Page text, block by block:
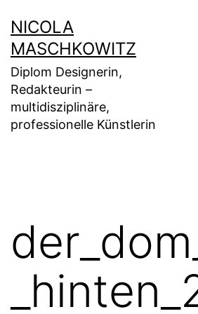
Inhalt
springen
NICOLA
MASCHKOWITZ
Diplom Designerin,
Redakteurin –
multidisziplinäre,
professionelle Künstlerin